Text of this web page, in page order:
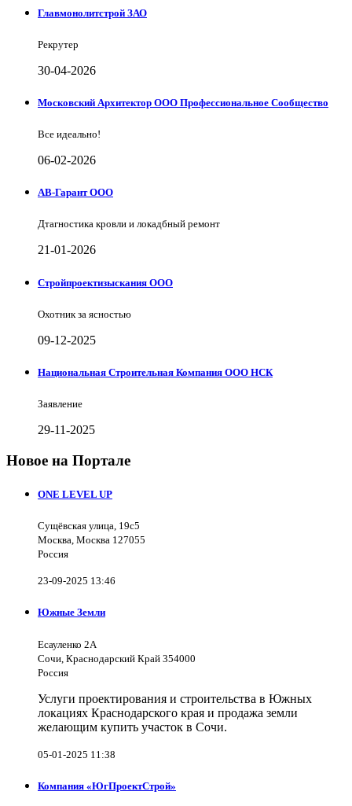
Главмонолитстрой ЗАО
Рекрутер
30-04-2026
Московский Архитектор ООО Профессиональное Сообщество
Все идеально!
06-02-2026
АВ-Гарант ООО
Дтагностика кровли и локадбный ремонт
21-01-2026
Стройпроектизыскания ООО
Охотник за ясностью
09-12-2025
Национальная Строительная Компания ООО НСК
Заявление
29-11-2025
Новое на Портале
ONE LEVEL UP
Сущёвская улица, 19с5
Москва, Москва 127055
Россия
23-09-2025 13:46
Южные Земли
Есауленко 2А
Сочи, Краснодарский Край 354000
Россия
Услуги проектирования и строительства в Южных
локациях Краснодарского края и продажа земли
желающим купить участок в Сочи.
05-01-2025 11:38
Компания «ЮгПроектСтрой»